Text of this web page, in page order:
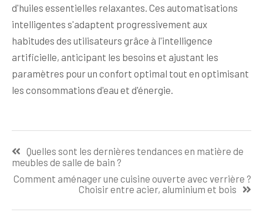
d'huiles essentielles relaxantes. Ces automatisations
intelligentes s'adaptent progressivement aux
habitudes des utilisateurs grâce à l'intelligence
artificielle, anticipant les besoins et ajustant les
paramètres pour un confort optimal tout en optimisant
les consommations d'eau et d'énergie.
de
l’article
Quelles sont les dernières tendances en matière de
meubles de salle de bain ?
Comment aménager une cuisine ouverte avec verrière ?
Choisir entre acier, aluminium et bois